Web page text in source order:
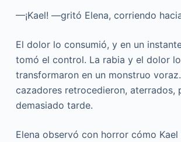
—¡Kael! —gritó Elena, corriendo
El dolor lo consumió, y en un
tomó el control. La rabia y el dolor lo
transformaron en un monstruo
cazadores retrocedieron, aterrados,
demasiado tarde.
Elena observó con horror cómo Kael